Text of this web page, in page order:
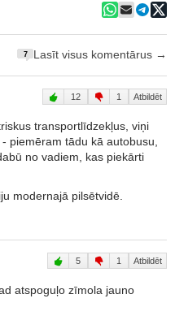
7 Lasīt visus komentārus →
12 1 Atbildēt
transportlīdzekļus, viņi
piemēram tādu kā autobusu,
no vadiem, kas piekārti
modernajā pilsētvidē.
5 1 Atbildēt
atspoguļo zīmola jauno